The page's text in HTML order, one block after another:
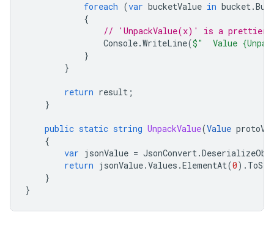
foreach (var bucketValue in bucket.
{
// 'UnpackValue(x)' is a
Console.WriteLine($"  Value
}
}
return result ;
}
public static string UnpackValue(Value
{
var jsonValue = JsonConvert.
return jsonValue.Values .ElementAt(0).
}
}